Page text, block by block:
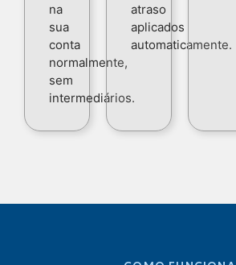
na
sua
conta
normalmente,
sem
intermediários.
atraso
aplicados
automaticamente.